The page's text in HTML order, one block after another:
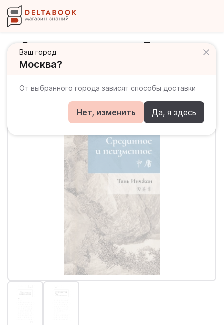
Ваш город
Москва?
От выбранного города зависят способы доставки
Нет, изменить Да, я здесь
Срединное неизменное. Прописи по
каллиграфии